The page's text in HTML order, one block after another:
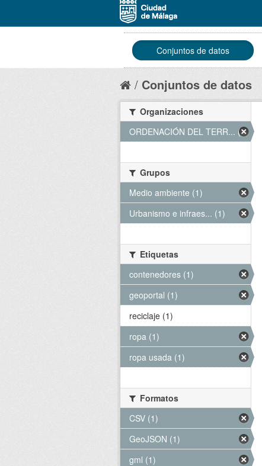
Conjuntos de datos
Conjuntos de datos
Organizaciones
ORDENACIÓN DEL TERR... (1)
Grupos
Medio ambiente (1)
Urbanismo e infraes... (1)
Etiquetas
contenedores (1)
geoportal (1)
reciclaje (1)
ropa (1)
ropa usada (1)
Formatos
CSV (1)
GeoJSON (1)
gml (1)